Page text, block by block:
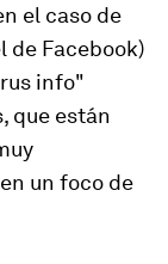
el caso de
de Facebook)
info"
que están
un foco de